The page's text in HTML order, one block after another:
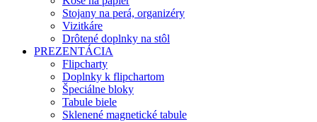
Stojany na perá, organizéry
Vizitkáre
Drôtené doplnky na stôl
PREZENTÁCIA
Flipcharty
Doplnky k flipchartom
Špeciálne bloky
Tabule biele
Sklenené magnetické tabule